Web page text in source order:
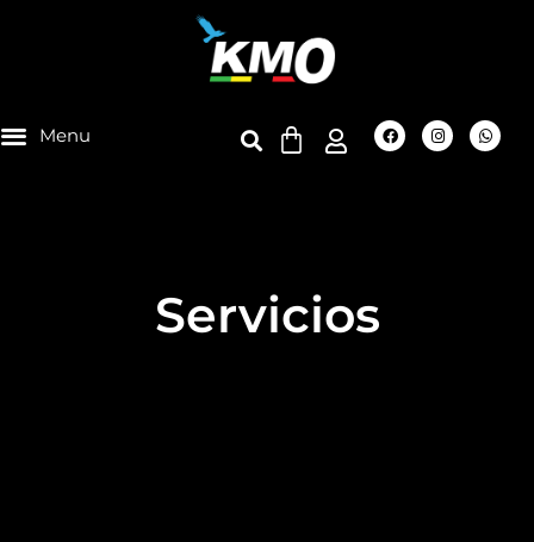
cumplir con las exigencias de nuestros clientes.
Servicios